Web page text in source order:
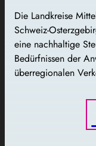
Die Landkreise
Schweiz-
eine nachhaltige
Bedürfnissen der
überregionalen